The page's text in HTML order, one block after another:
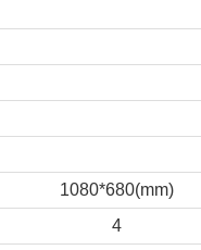
1080*680(mm)
4